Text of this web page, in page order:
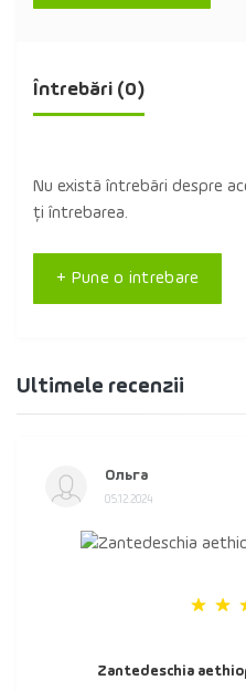
Întrebări (0)
Nu există întrebări despre
ți întrebarea.
+ Pune o intrebare
Ultimele recenzii
Ольга
05.12.2024
Zantedeschia